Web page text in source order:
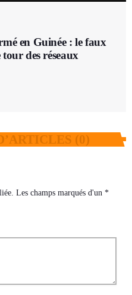
en Guinée : le faux
des réseaux
(0)
Les champs marqués d'un *